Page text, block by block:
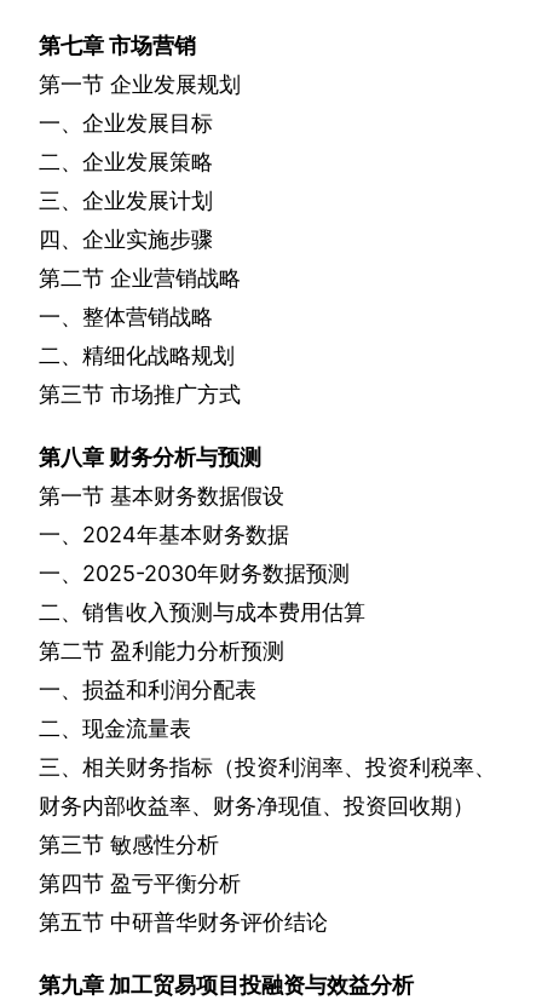
第七章市场营销
第一节 企业发展规划
一、企业发展目标
二、企业发展策略
三、企业发展计划
四、企业实施步骤
第二节 企业营销战略
一、整体营销战略
二、精细化战略规划
第三节 市场推广方式
第八章 财务分析与预测
第一节 基本财务数据假设
一、 2024年基本财务数据
一、 2025-2030年财务数据预测
二、销售收入预测与成本费用估算
第二节 盈利能力分析预测
一、损益和利润分配表
二、现金流量表
三、相关财务指标（投资利润率、投资利税率、
财务内部收益率、财务净现值、投资回收期）
第三节 敏感性分析
第四节 盈亏平衡分析
第五节 中研普华财务评价结论
第九章 加工贸易项目投融资与效益分析